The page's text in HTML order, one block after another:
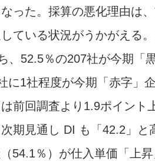
った。採算の悪化理由は
ている状況がうかがえる
、52.5％の207社が今期「
に1社程度が今期「赤字」企
前回調査より1.9ポイン
期見通し DI も「42.2」
54.1％）が仕入単価「上